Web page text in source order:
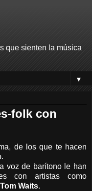
que sienten la música
▼
folk con
de los que te hacen
voz de barítono le han
con artistas como
Tom Waits.